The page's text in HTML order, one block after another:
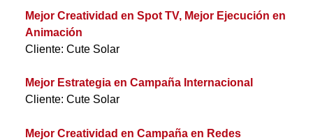
Mejor Creatividad en Spot TV, Mejor Ejecución en
Animación
Cliente: Cute Solar
Mejor Estrategia en Campaña Internacional
Cliente: Cute Solar
Mejor Creatividad en Campaña en Redes